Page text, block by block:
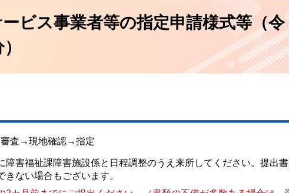
ビス事業者等の指定申請様式等（令
査→現地確認→指定
障害福祉課障害施設係と日程調整のうえ来所してください。提出
ない場合もございます。